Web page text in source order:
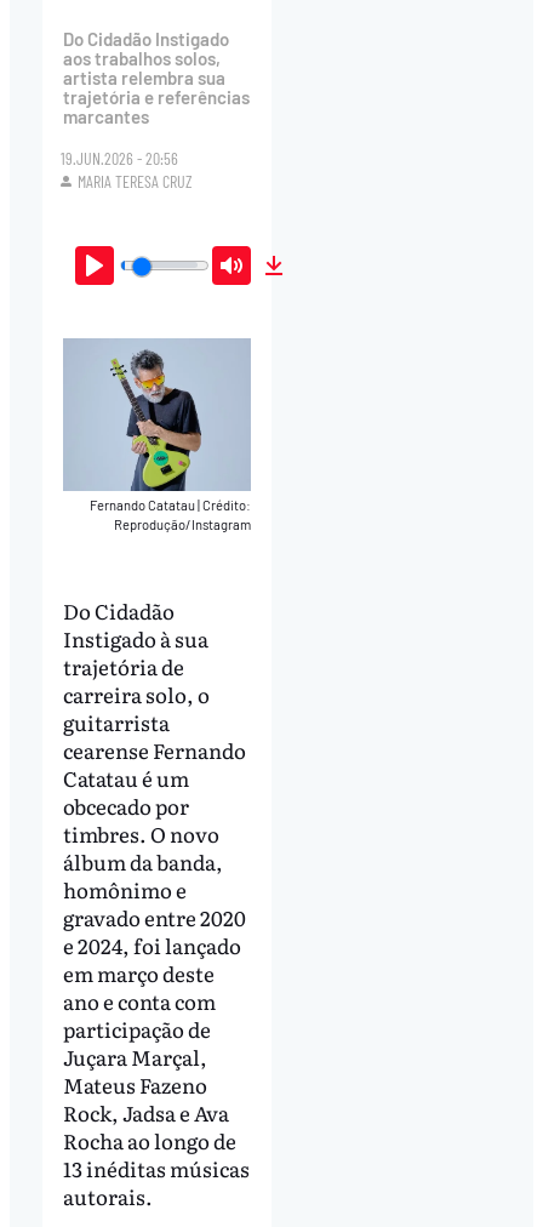
Do Cidadão Instigado
aos trabalhos solos,
artista relembra sua
trajetória e referências
marcantes
19.JUN.2026 - 20:56
MARIA TERESA CRUZ
Play Mute
Fernando Catatau|Crédito:
Reprodução/Instagram
Do Cidadão
Instigado à sua
trajetória de
carreira solo, o
guitarrista
cearense Fernando
Catatau é um
obcecado por
timbres. O novo
álbum da banda,
homônimo e
gravado entre 2020
e 2024, foi lançado
em março deste
ano e conta com
participação de
Juçara Marçal,
Mateus Fazeno
Rock, Jadsa e Ava
Rocha ao longo de
13 inéditas músicas
autorais.